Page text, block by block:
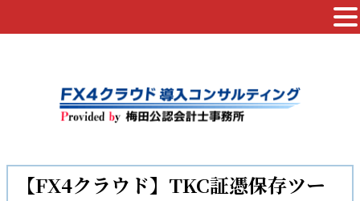
【FX4クラウド】TKC証憑保存ツー